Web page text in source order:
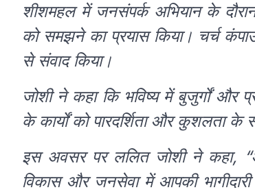
शीशमहल में जनसंपर्क अभियान के
को समझने का प्रयास किया। चर्च
से संवाद किया।
जोशी ने कहा कि भविष्य में बुजुर्गों और
के कार्यों को पारदर्शिता और कुशलता
इस अवसर पर ललित जोशी ने कहा,
विकास और जनसेवा में आपकी